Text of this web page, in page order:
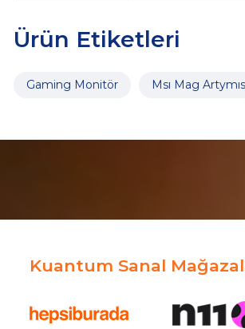
Ürün Etiketleri
Gaming Monitör Msı Mag Artymıs
Kuantum Sanal